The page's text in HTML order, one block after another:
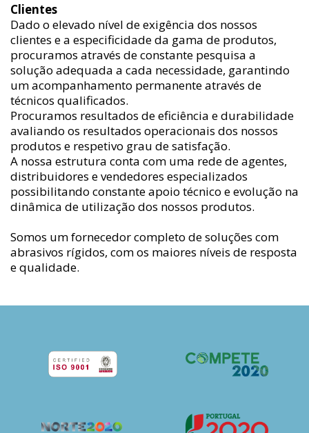
Clientes
Dado o elevado nível de exigência dos nossos
clientes e a especificidade da gama de produtos,
procuramos através de constante pesquisa a
solução adequada a cada necessidade, garantindo
um acompanhamento permanente através de
técnicos qualificados.
Procuramos resultados de eficiência e durabilidade
avaliando os resultados operacionais dos nossos
produtos e respetivo grau de satisfação.
A nossa estrutura conta com uma rede de agentes,
distribuidores e vendedores especializados
possibilitando constante apoio técnico e evolução na
dinâmica de utilização dos nossos produtos.
Somos um fornecedor completo de soluções com
abrasivos rígidos, com os maiores níveis de resposta
e qualidade.